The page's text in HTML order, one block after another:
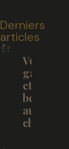
Derniers
articles
Votre
gâteau
et votre
beurre
au
chanvre.